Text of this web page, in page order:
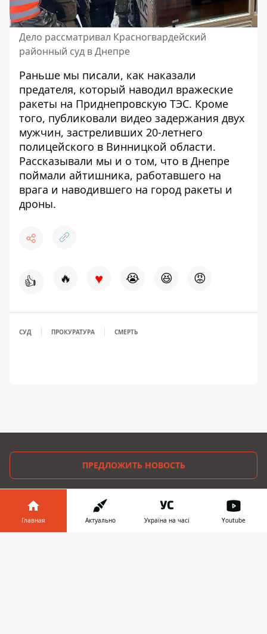
Дело рассматривал Красногвардейский
районный суд в Днепре
Раньше мы писали, как наказали
предателя, который наводил вражеские
ракеты на Приднепровскую ТЭС. Кроме
того, публиковали видео задержания двух
мужчин, застреливших 20-летнего
полицейского в Винницкой области.
Рассказывали мы и о том, что в Днепре
поймали айтишника, работавшего на
врага и наводившего на город ракеты и
дроны.
👍 🔥 ♥ 😭 😆 😡
СУД ПРОКУРАТУРА СМЕРТЬ
ПРЕДЛОЖИТЬ НОВОСТЬ
Днепр
Область
Главная Актуально Україна на часі Youtube